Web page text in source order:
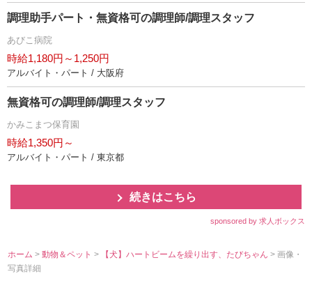
調理助手パート・無資格可の調理師/調理スタッフ
あびこ病院
時給1,180円～1,250円
アルバイト・パート / 大阪府
無資格可の調理師/調理スタッフ
かみこまつ保育園
時給1,350円～
アルバイト・パート / 東京都
続きはこちら
sponsored by 求人ボックス
ホーム >動物＆ペット> 【犬】ハートビームを繰り出す、たびちゃん> 画像・
写真詳細